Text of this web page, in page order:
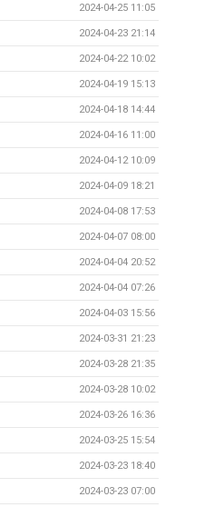
2024-04-25 11:05
2024-04-23 21:14
2024-04-22 10:02
2024-04-19 15:13
2024-04-18 14:44
2024-04-16 11:00
2024-04-12 10:09
2024-04-09 18:21
2024-04-08 17:53
2024-04-07 08:00
2024-04-04 20:52
2024-04-04 07:26
2024-04-03 15:56
2024-03-31 21:23
2024-03-28 21:35
2024-03-28 10:02
2024-03-26 16:36
2024-03-25 15:54
2024-03-23 18:40
2024-03-23 07:00